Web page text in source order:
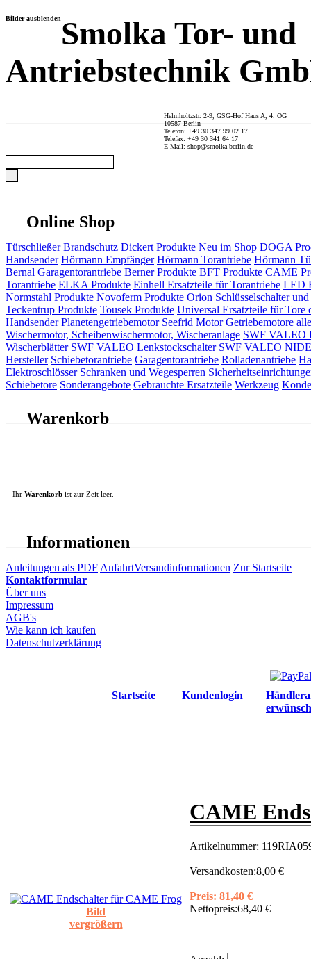
Bilder ausblendenSmolka Tor- und
Antriebstechnik
Helmholtzstr. 2-9, GSG-Hof Haus A, 4. OG
10587 Berlin
Telefon: +49 30 347 99 02 17
Telefax: +49 30 341 64 17
E-Mail: shop@smolka-berlin.de
Online Shop
Türschließer Brandschutz Dickert Produkte Neu im Shop DOGA
Handsender Hörmann Empfänger Hörmann Torantriebe Hörmann
Bernal Garagentorantriebe Berner Produkte BFT Produkte CAME
Torantriebe ELKA Produkte Einhell Ersatzteile für Torantriebe LED
Normstahl Produkte Novoferm Produkte Orion Schlüsselschalter und
Teckentrup Produkte Tousek Produkte Universal Ersatzteile für Tore
Handsender Planetengetriebemotor Seefrid Motor Getriebemotore
Wischermotor, Scheibenwischermotor, Wischeranlage SWF VALEO
Wischerblätter SWF VALEO Lenkstockschalter SWF VALEO
Hersteller Schiebetorantriebe Garagentorantriebe Rolladenantriebe
Elektroschlösser Schranken und Wegesperren
Schiebetore Sonderangebote Gebrauchte Ersatzteile Werkzeug
Warenkorb
Ihr Warenkorb ist zur Zeit leer.
Informationen
Anleitungen als PDF AnfahrtVersandinformationen Zur Startseite
Kontaktformular
Über uns
Impressum
AGB's
Wie kann ich kaufen
Datenschutzerklärung
Startseite Kundenlogin
Bild
vergrößern
CAME
Artikelnummer:
Versandkosten:8,00 €
Preis: 81,40 €
Nettopreis:68,40 €